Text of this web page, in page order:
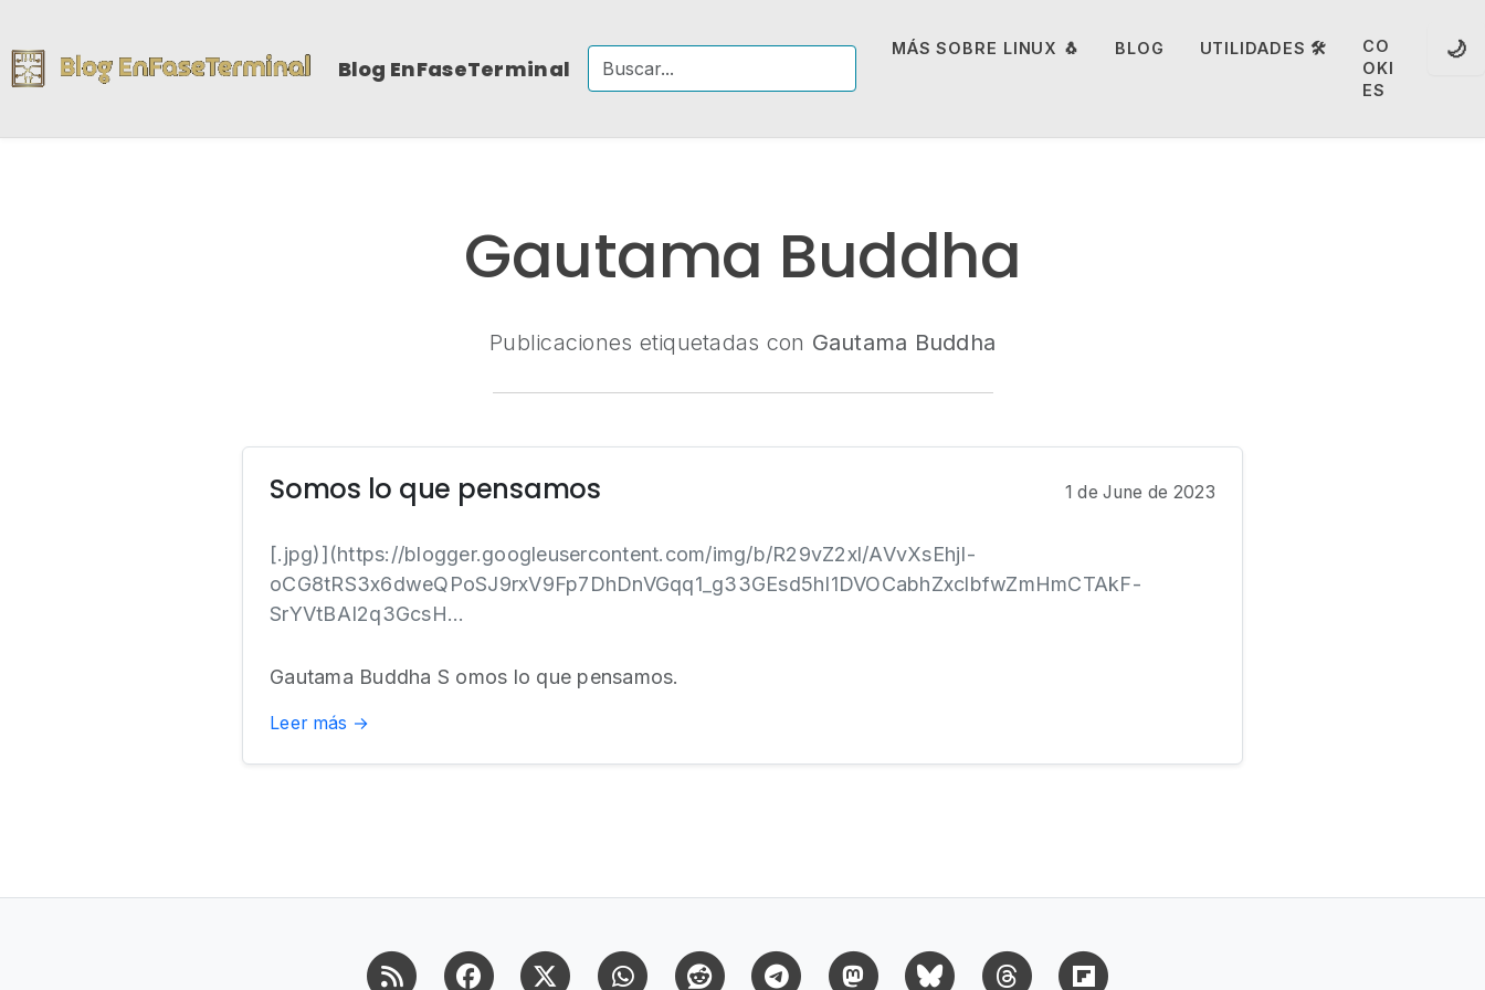
Blog EnFaseTerminal
MÁS SOBRE LINUX 🐧 BLOG UTILIDADES 🛠️
CO
OKI
ES
🌙
Gautama Buddha
Publicaciones etiquetadas con Gautama Buddha
Somos lo que pensamos 1 de June de 2023
[.jpg)](https://blogger.googleusercontent.com/img/b/R29vZ2xl/AVvXsEhjI-
oCG8tRS3x6dweQPoSJ9rxV9Fp7DhDnVGqq1_g33GEsd5hI1DVOCabhZxclbfwZmHmCTAkF-
SrYVtBAI2q3GcsH...
Gautama Buddha S omos lo que pensamos.
Leer más →
RSS FacebookX (Twitter)WhatsappReddit Telegram MastodonBluesky Threads